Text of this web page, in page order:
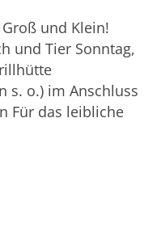
und Klein!
und Tier Sonntag,
s. o.) im Anschluss
Für das leibliche